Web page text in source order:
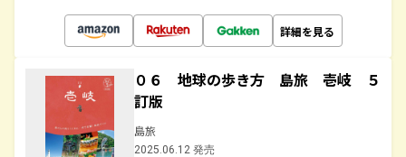
詳細を見る
０６ 地球の歩き方 島旅 壱岐 ５
訂版
島旅
2025.06.12 発売